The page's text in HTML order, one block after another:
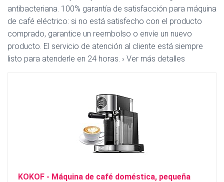
antibacteriana. 100% garantía de satisfacción para máquina
de café eléctrico: si no está satisfecho con el producto
comprado, garantice un reembolso o envíe un nuevo
producto. El servicio de atención al cliente está siempre
listo para atenderle en 24 horas. › Ver más detalles
KOKOF - Máquina de café doméstica, pequeña